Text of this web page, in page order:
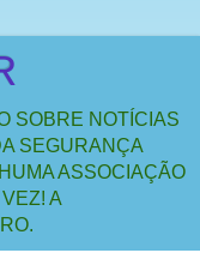
SOBRE NOTÍCIAS
SEGURANÇA
ASSOCIAÇÃO
A